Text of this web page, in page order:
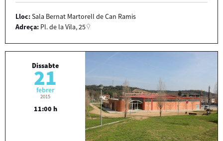
Lloc:Sala Bernat Martorell de Can Ramis
Adreça: Pl. de la Vila, 25
Dissabte
21
febrer
2015
11:00 h